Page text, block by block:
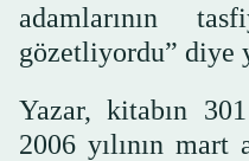
adamlarının
gözetliyordu” diye
Yazar, kitabın
2006 yılının mart